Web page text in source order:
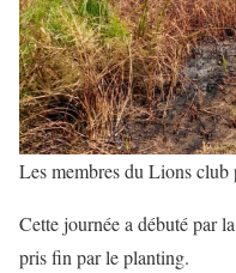
Les membres du Lions club
Cette journée a débuté par
pris fin par le planting.